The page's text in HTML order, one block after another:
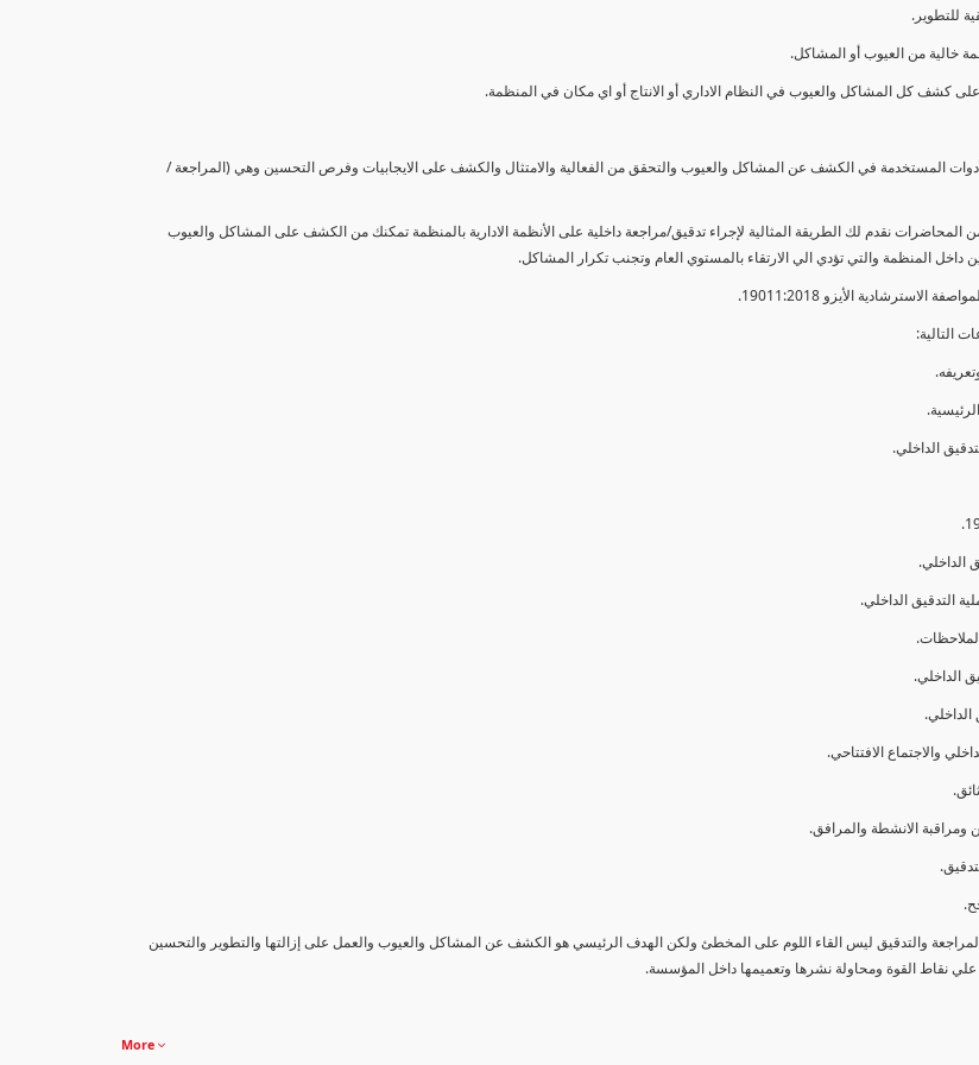
للتطوير.
خالية من العيوب أو المشاكل.
كشف كل المشاكل والعيوب في النظام الاداري أو الانتاج أو اي مكان في المنظمة.
المستخدمة في الكشف عن المشاكل والعيوب والتحقق من الفعالية والامتثال والكشف على الايجابيات وفرص التحسين وهي (المراجعة /
نقدم لك الطريقة المثالية لإجراء تدقيق/مراجعة داخلية على الأنظمة الادارية بالمنظمة تمكنك من الكشف على المشاكل والعيوب
داخل المنظمة والتي تؤدي الي الارتقاء بالمستوي العام وتجنب تكرار المشاكل.
الأيزو 19011:2018.
التالية:
والتدقيق ليس القاء اللوم على المخطئ ولكن الهدف الرئيسي هو الكشف عن المشاكل والعيوب والعمل على إزالتها والتطوير والتحسين
نقاط القوة ومحاولة نشرها وتعميمها داخل المؤسسة.
More